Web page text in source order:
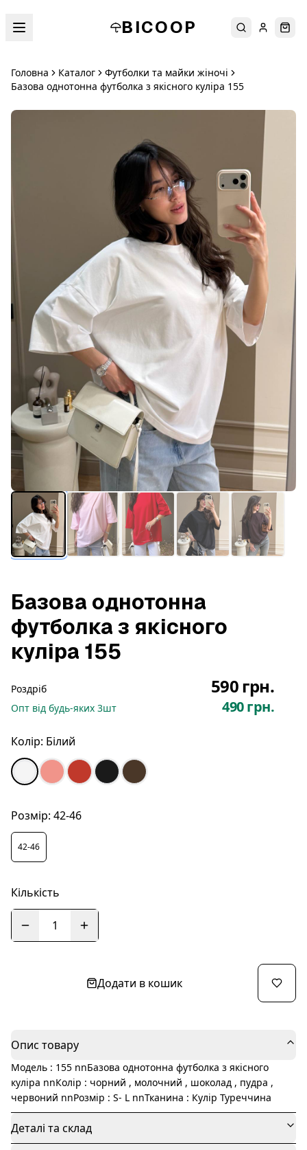
BICOOP ПошукУвійти
Головна Каталог
Футболки та майки жіночі
Базова однотонна футболка з якісного куліра 155
Базова однотонна
футболка з якісного
куліра 155
Роздріб 590 грн.
Опт від будь-яких 3шт 490 грн.
Колір: Білий
Розмір: 42-46
42-46
Кількість
1
Додати в кошик
Опис товару
Модель : 155 nnБазова однотонна футболка з якісного
куліра nnКолір : чорний , молочний , шоколад , пудра ,
червоний nnРозмір : S- L nnТканина : Кулір Туреччина
Деталі та склад